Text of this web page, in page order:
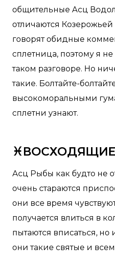
общительные Асц
отличаются
говорят обидные
сплетница, поэтому я не
таком разговоре. Но
такие. Болтайте-
высокоморальными
сплетни узнают.
Асц Рыбы как будто не
очень стараются
они все время
получается влиться в
пытаются вписаться, но
они такие святые и